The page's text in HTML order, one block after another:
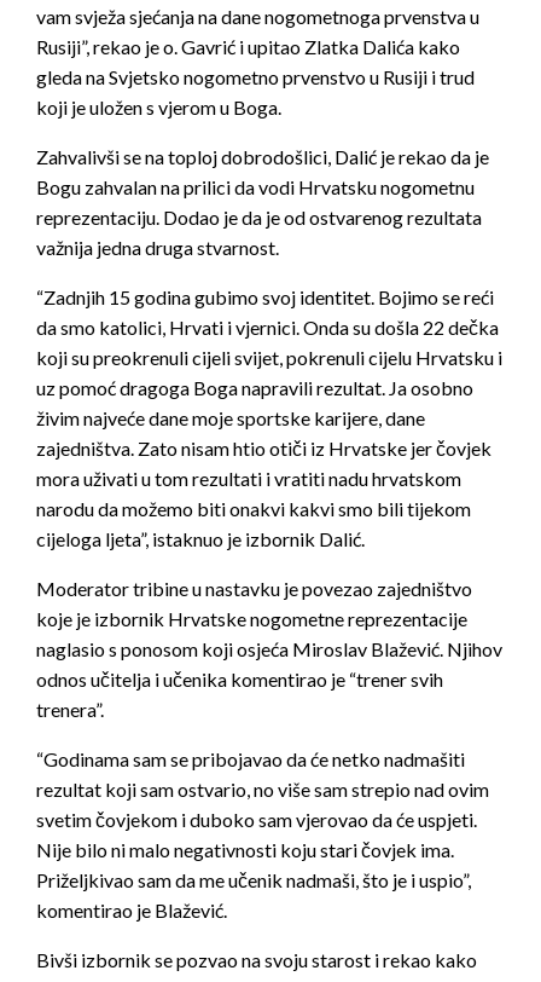
vam svježa sjećanja na dane nogometnoga prvenstva u
Rusiji”, rekao je o. Gavrić i upitao Zlatka Dalića kako
gleda na Svjetsko nogometno prvenstvo u Rusiji i trud
koji je uložen s vjerom u Boga.
Zahvalivši se na toploj dobrodošlici, Dalić je rekao da je
Bogu zahvalan na prilici da vodi Hrvatsku nogometnu
reprezentaciju. Dodao je da je od ostvarenog rezultata
važnija jedna druga stvarnost.
“Zadnjih 15 godina gubimo svoj identitet. Bojimo se reći
da smo katolici, Hrvati i vjernici. Onda su došla 22 dečka
koji su preokrenuli cijeli svijet, pokrenuli cijelu Hrvatsku i
uz pomoć dragoga Boga napravili rezultat. Ja osobno
živim najveće dane moje sportske karijere, dane
zajedništva. Zato nisam htio otiči iz Hrvatske jer čovjek
mora uživati u tom rezultati i vratiti nadu hrvatskom
narodu da možemo biti onakvi kakvi smo bili tijekom
cijeloga ljeta”, istaknuo je izbornik Dalić.
Moderator tribine u nastavku je povezao zajedništvo
koje je izbornik Hrvatske nogometne reprezentacije
naglasio s ponosom koji osjeća Miroslav Blažević. Njihov
odnos učitelja i učenika komentirao je “trener svih
trenera”.
“Godinama sam se pribojavao da će netko nadmašiti
rezultat koji sam ostvario, no više sam strepio nad ovim
svetim čovjekom i duboko sam vjerovao da će uspjeti.
Nije bilo ni malo negativnosti koju stari čovjek ima.
Priželjkivao sam da me učenik nadmaši, što je i uspio”,
komentirao je Blažević.
Bivši izbornik se pozvao na svoju starost i rekao kako